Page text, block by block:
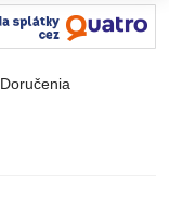
Doručenia